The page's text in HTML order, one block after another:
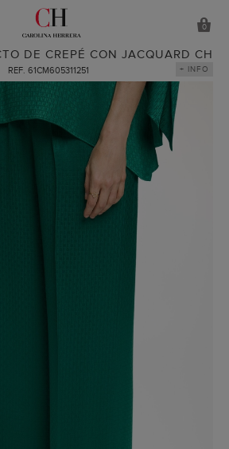
0
DE CREPÉ CON JACQUARD CH
REF. 61CM605311251 + INFO